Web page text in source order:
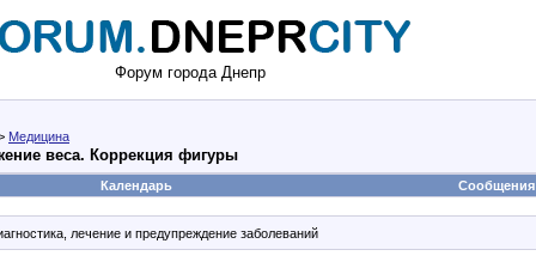
Форум города Днепр
Медицина
веса. Коррекция фигуры
Календарь Сообщения
лечение и предупреждение заболеваний